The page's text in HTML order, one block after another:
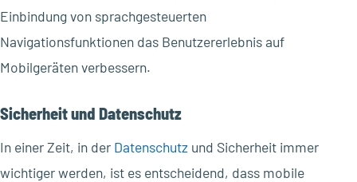
Einbindung von sprachgesteuerten
Navigationsfunktionen das Benutzererlebnis auf
Mobilgeräten verbessern.
Sicherheit und Datenschutz
In einer Zeit, in der Datenschutz und Sicherheit immer
wichtiger werden, ist es entscheidend, dass mobile